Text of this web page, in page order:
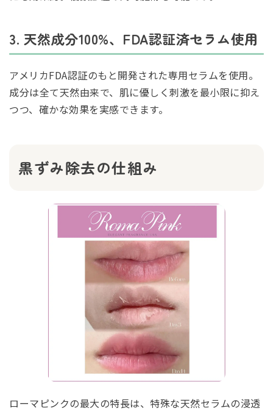
3. 天然成分100%、FDA認証済セラム使用
アメリカFDA認証のもと開発された専用セラムを使用。
成分は全て天然由来で、肌に優しく刺激を最小限に抑え
つつ、確かな効果を実感できます。
黒ずみ除去の仕組み
ローマピンクの最大の特長は、特殊な天然セラムの浸透